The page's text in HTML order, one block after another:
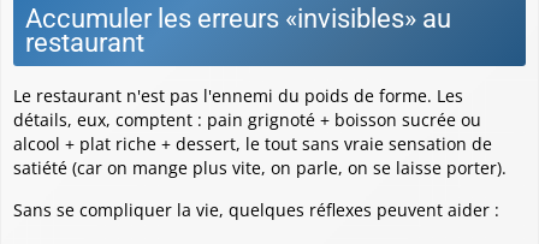
Accumuler les erreurs «invisibles» au
restaurant
Le restaurant n'est pas l'ennemi du poids de forme. Les
détails, eux, comptent : pain grignoté + boisson sucrée ou
alcool + plat riche + dessert, le tout sans vraie sensation de
satiété (car on mange plus vite, on parle, on se laisse porter).
Sans se compliquer la vie, quelques réflexes peuvent aider :